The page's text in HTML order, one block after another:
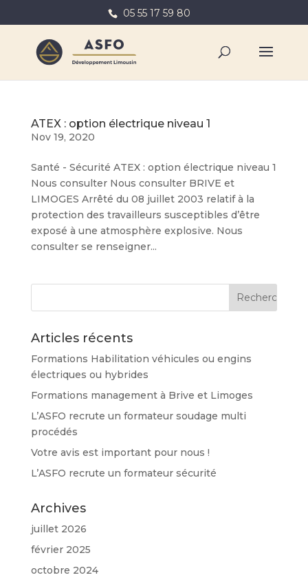
05 55 17 59 80
ATEX : option électrique niveau 1
Nov 19, 2020
Santé - Sécurité ATEX : option électrique niveau 1
Nous consulter Nous consulter BRIVE et
LIMOGES Arrêté du 08 juillet 2003 relatif à la
protection des travailleurs susceptibles d’être
exposé à une atmosphère explosive. Nous
consulter se renseigner...
Articles récents
Formations Habilitation véhicules ou engins
électriques ou hybrides
Formations management à Brive et Limoges
L’ASFO recrute un formateur soudage multi
procédés
Votre avis est important pour nous !
L’ASFO recrute un formateur sécurité
Archives
juillet 2026
février 2025
octobre 2024